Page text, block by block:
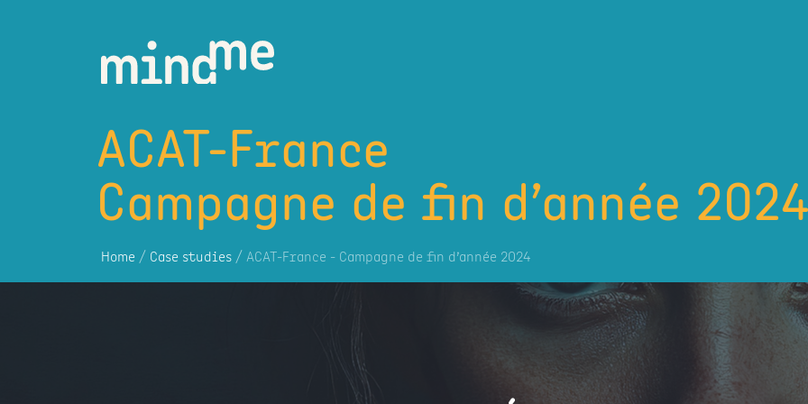
ACAT-France
Campagne de fin d’année
Home / Case studies / ACAT-France - Campagne de fin d’année 2024